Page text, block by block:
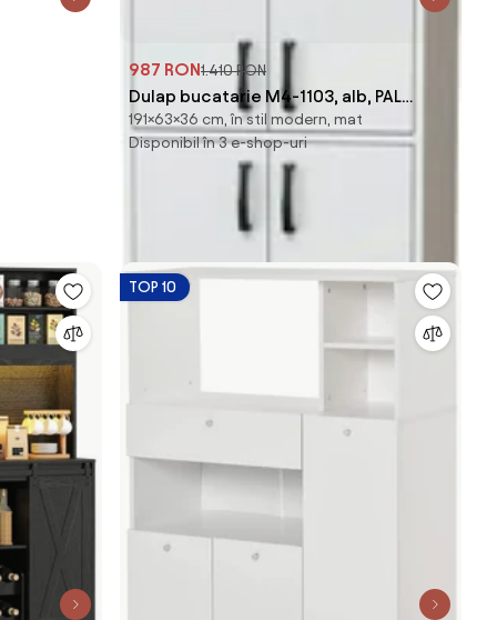
987 RON1.410 RON
Dulap bucatarie M4-1103, alb, PAL
melaminat, 63x36x191 cm
191×63×36 cm, în stil modern, mat
Disponibil în 3 e-shop-uri
TOP 10